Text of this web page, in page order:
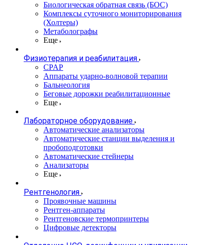
Биологическая обратная связь (БОС)
Комплексы суточного мониторирования
(Холтеры)
Метаболографы
Еще
Физиотерапия и реабилитация
CPAP
Аппараты ударно-волновой терапии
Бальнеология
Беговые дорожки реабилитационные
Еще
Лабораторное оборудование
Автоматические анализаторы
Автоматические станции выделения и
пробоподготовки
Автоматические стейнеры
Анализаторы
Еще
Рентгенология
Проявочные машины
Рентген-аппараты
Рентгеновские термопринтеры
Цифровые детекторы